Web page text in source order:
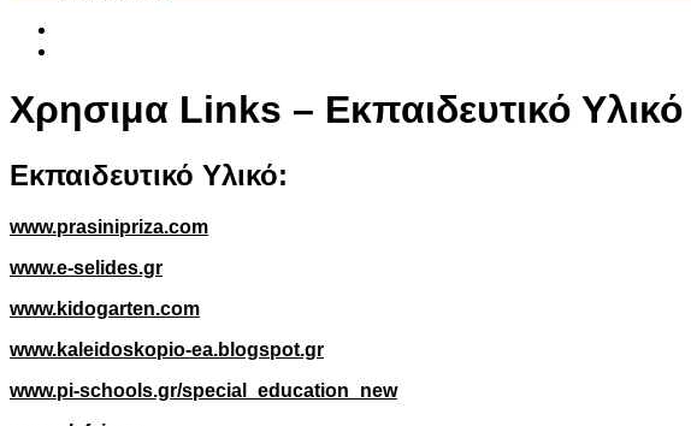
Xρησιμα Links – Εκπαιδευτικό Υλικό
Εκπαιδευτικό Υλικό:
www.prasinipriza.com
www.e-selides.gr
www.kidogarten.com
www.kaleidoskopio-ea.blogspot.gr
www.pi-schools.gr/special_education_new